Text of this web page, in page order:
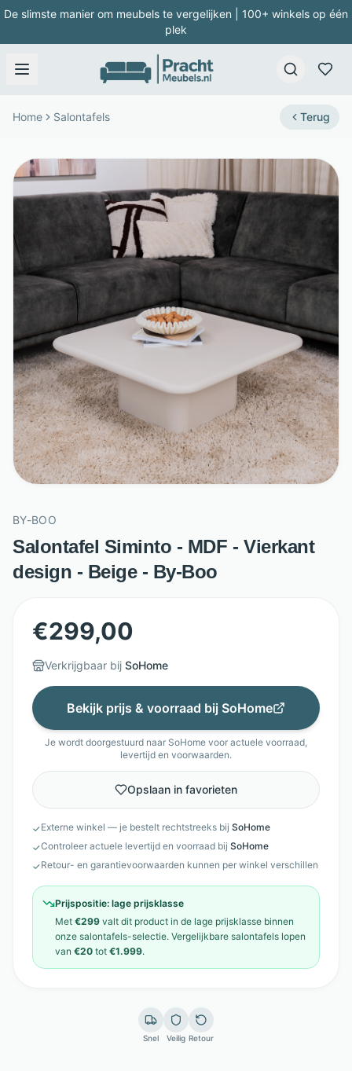
De slimste manier om meubels te vergelijken | 100+ winkels op één
plek
Home Salontafels Terug
BY-BOO
Salontafel Siminto - MDF - Vierkant
design - Beige - By-Boo
€299,00
Verkrijgbaar bij SoHome
Bekijk prijs & voorraad bij SoHome
Je wordt doorgestuurd naar SoHome voor actuele voorraad,
levertijd en voorwaarden.
Opslaan in favorieten
✓Externe winkel — je bestelt rechtstreeks bij SoHome
✓Controleer actuele levertijd en voorraad bij SoHome
✓Retour- en garantievoorwaarden kunnen per winkel verschillen
Prijspositie: lage prijsklasse
Met €299 valt dit product in de lage prijsklasse binnen
onze salontafels-selectie. Vergelijkbare salontafels lopen
van €20 tot €1.999.
Snel Veilig Retour